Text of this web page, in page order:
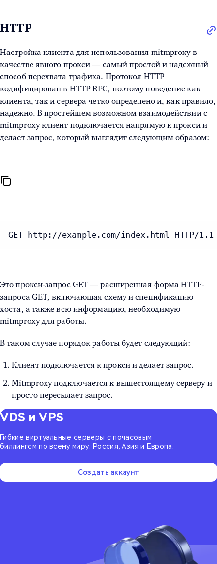
HTTP
Настройка клиента для использования mitmproxy в
качестве явного прокси — самый простой и надежный
способ перехвата трафика. Протокол HTTP
кодифицирован в HTTP RFC, поэтому поведение как
клиента, так и сервера четко определено и, как правило,
надежно. В простейшем возможном взаимодействии с
mitmproxy клиент подключается напрямую к прокси и
делает запрос, который выглядит следующим образом:
GET http://example.com/index.html HTTP/1.1
Это прокси-запрос GET — расширенная форма HTTP-
запроса GET, включающая схему и спецификацию
хоста, а также всю информацию, необходимую
mitmproxy для работы.
В таком случае порядок работы будет следующий:
Клиент подключается к прокси и делает запрос.
Mitmproxy подключается к вышестоящему серверу и
просто пересылает запрос.
VDS и VPS
Гибкие виртуальные серверы с почасовым
биллингом по всему миру: Россия, Азия и Европа.
Создать аккаунт